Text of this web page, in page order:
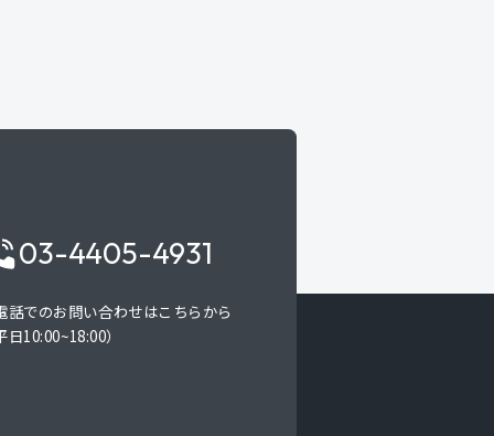
03-4405-4931
話でのお問い合わせはこちらから
日10:00~18:00）